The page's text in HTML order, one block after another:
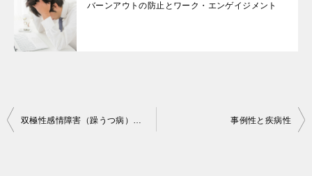
バーンアウトの防止とワーク・エンゲイジメント
投
双極性感情障害（躁うつ病）での休職・復職の事例 事例性と疾病性